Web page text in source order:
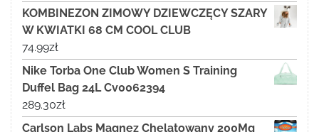
KOMBINEZON ZIMOWY DZIEWCZĘCY SZARY
W KWIATKI 68 CM COOL CLUB
74.99zł
Nike Torba One Club Women S Training
Duffel Bag 24L Cv0062394
289.30zł
Carlson Labs Magnez Chelatowany 200Mg